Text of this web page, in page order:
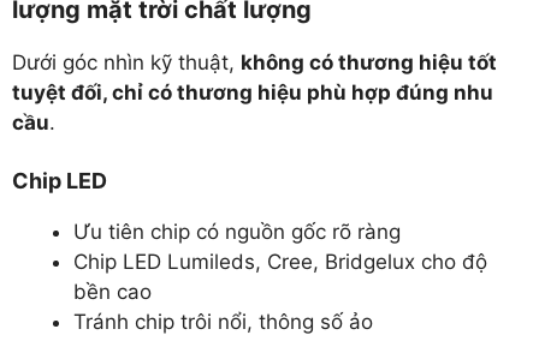
lượng mặt trời chất lượng
Dưới góc nhìn kỹ thuật, không có thương hiệu tốt
tuyệt đối, chỉ có thương hiệu phù hợp đúng nhu
cầu.
Chip LED
Ưu tiên chip có nguồn gốc rõ ràng
Chip LED Lumileds, Cree, Bridgelux cho độ
bền cao
Tránh chip trôi nổi, thông số ảo